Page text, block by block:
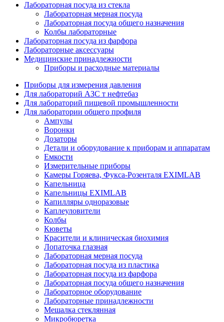
Лабораторная посуда из стекла
Лабораторная мерная посуда
Лабораторная посуда общего назначения
Колбы лабораторные
Лабораторная посуда из фарфора
Лабораторные аксессуары
Медицинские принадлежности
Приборы и расходные материалы
Приборы для измерения давления
Для лабораторий АЗС т нефтебаз
Для лабораторий пищевой промышленности
Для лаборатории общего профиля
Ампулы
Воронки
Дозаторы
Детали и оборудование к приборам и аппаратам
Емкости
Измерительные приборы
Камеры Горяева, Фукса-Розенталя EXIMLAB
Капельница
Капельницы EXIMLAB
Капилляры одноразовые
Каплеуловители
Колбы
Кюветы
Красители и клиническая биохимия
Лопаточка глазная
Лабораторная мерная посуда
Лабораторная посуда из пластика
Лабораторная посуда из фарфора
Лабораторная посуда общего назначения
Лабораторное оборудование
Лабораторные принадлежности
Мешалка стеклянная
Микробюретка